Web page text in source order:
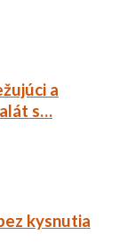
a
s…
kysnutia